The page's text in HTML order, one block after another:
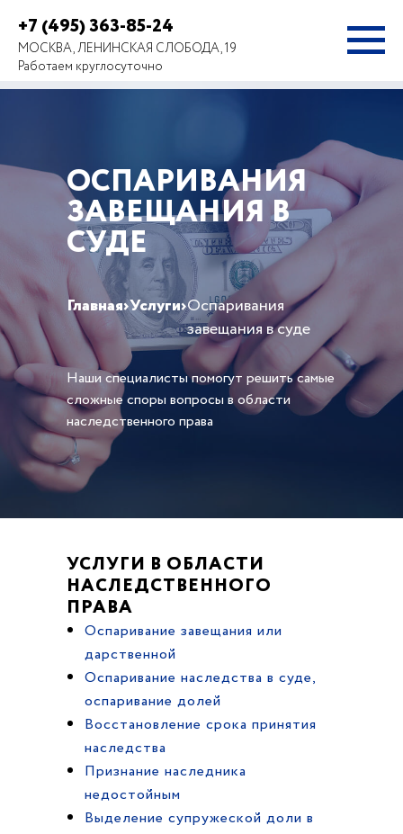
+7 (495) 363-85-24
МОСКВА, ЛЕНИНСКАЯ СЛОБОДА, 19
Работаем круглосуточно
ОСПАРИВАНИЯ
ЗАВЕЩАНИЯ В
СУДЕ
Главная›Услуги›Оспаривания
завещания в суде
Наши специалисты помогут решить самые
сложные споры вопросы в области
наследственного права
УСЛУГИ В ОБЛАСТИ
НАСЛЕДСТВЕННОГО
ПРАВА
Оспаривание завещания или
дарственной
Оспаривание наследства в суде,
оспаривание долей
Восстановление срока принятия
наследства
Признание наследника
недостойным
Выделение супружеской доли в